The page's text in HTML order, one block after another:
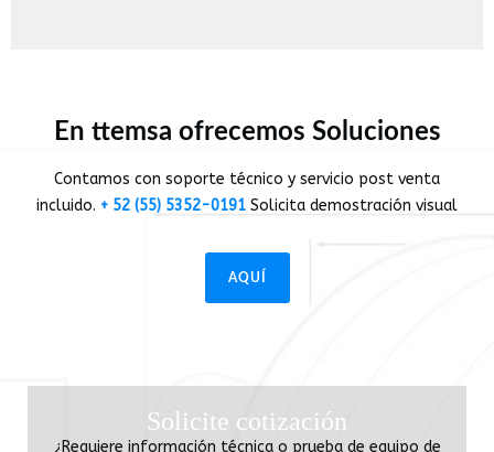
En ttemsa ofrecemos Soluciones
Contamos con soporte técnico y servicio post venta
incluido. + 52 (55) 5352-0191 Solicita demostración visual
AQUÍ
Solicite cotización
¿Requiere información técnica o prueba de equipo de